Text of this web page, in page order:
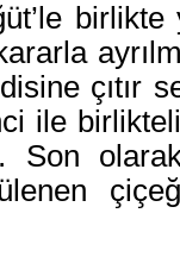
çıtır
ile
Son